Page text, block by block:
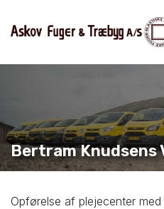
hovedindhold
Bertram Knudsens
Opførelse af plejecenter